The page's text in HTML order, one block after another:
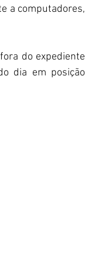
a computadores,
do expediente
dia em posição